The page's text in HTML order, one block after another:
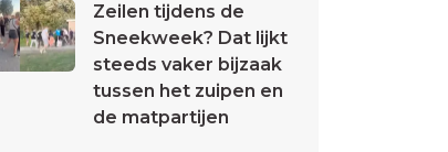
Zeilen tijdens de
Sneekweek? Dat lijkt
steeds vaker bijzaak
tussen het zuipen en
de matpartijen